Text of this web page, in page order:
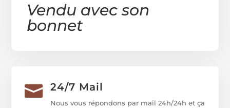
Vendu avec son
bonnet
 24/7 Mail
Nous vous répondons par mail 24h/24h et ça